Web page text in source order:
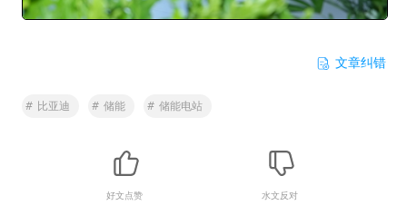
文章纠错
# 比亚迪 # 储能 # 储能电站
好文点赞 水文反对